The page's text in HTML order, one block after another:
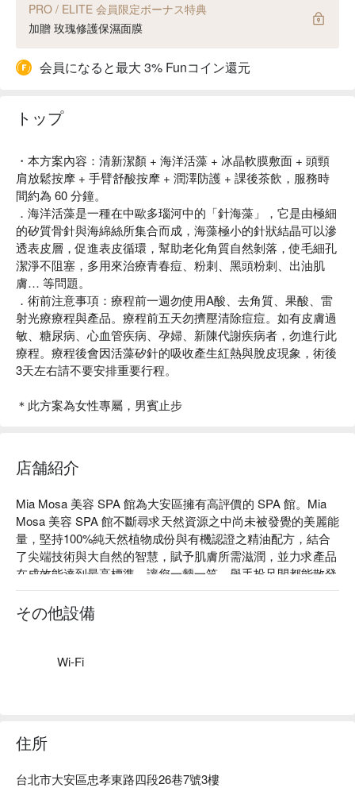
PRO / ELITE 会員限定ボーナス特典
加贈 玫瑰修護保濕面膜
会員になると最大 3% Funコイン還元
トップ
・本方案內容：清新潔顏 + 海洋活藻 + 冰晶軟膜敷面 + 頭頸
肩放鬆按摩 + 手臂舒酸按摩 + 潤澤防護 + 課後茶飲，服務時
間約為 60 分鐘。
．海洋活藻是一種在中歐多瑙河中的「針海藻」，它是由極細
的矽質骨針與海綿絲所集合而成，海藻極小的針狀結晶可以滲
透表皮層，促進表皮循環，幫助老化角質自然剝落，使毛細孔
潔淨不阻塞，多用來治療青春痘、粉刺、黑頭粉刺、出油肌
膚… 等問題。
．術前注意事項：療程前一週勿使用A酸、去角質、果酸、雷
射光療療程與產品。療程前五天勿擠壓清除痘痘。如有皮膚過
敏、糖尿病、心血管疾病、孕婦、新陳代謝疾病者，勿進行此
療程。療程後會因活藻矽針的吸收產生紅熱與脫皮現象，術後
3天左右請不要安排重要行程。
＊此方案為女性專屬，男賓止步
店舗紹介
Mia Mosa 美容 SPA 館為大安區擁有高評價的 SPA 館。Mia
Mosa 美容 SPA 館不斷尋求天然資源之中尚未被發覺的美麗能
量，堅持100%純天然植物成份與有機認證之精油配方，結合
了尖端技術與大自然的智慧，賦予肌膚所需滋潤，並力求產品
在成效能達到最高標準，讓您一颦一笑，舉手投足間都能散發
迷人光彩！
Mia Mosa 美容 SPA 館：FunNow 5 星好評
Mia Mosa 美容 SPA 館追求天然才是真保養！
その他設備
Wi-Fi
住所
台北市大安區忠孝東路四段26巷7號3樓